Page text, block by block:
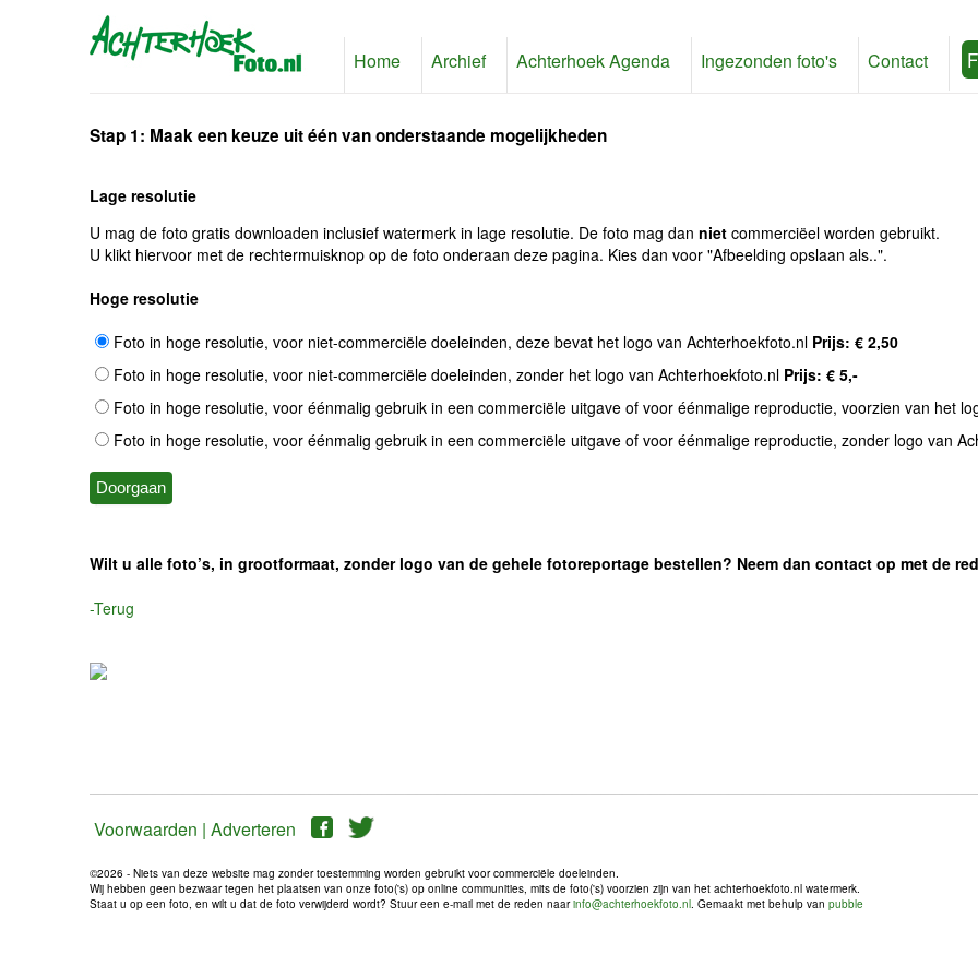
Home Archief Achterhoek Agenda Ingezonden foto's Contact
Stap 1: Maak een keuze uit één van onderstaande mogelijkheden
Lage resolutie
U mag de foto gratis downloaden inclusief watermerk in lage resolutie. De foto mag dan niet commerciëel worden gebruikt.
U klikt hiervoor met de rechtermuisknop op de foto onderaan deze pagina. Kies dan voor "Afbeelding opslaan als..".
Hoge resolutie
Foto in hoge resolutie, voor niet-commerciële doeleinden, deze bevat het logo van Achterhoekfoto.nl Prijs: € 2,50
Foto in hoge resolutie, voor niet-commerciële doeleinden, zonder het logo van Achterhoekfoto.nl Prijs: € 5,-
Foto in hoge resolutie, voor éénmalig gebruik in een commerciële uitgave of voor éénmalige reproductie, voorzien van het
Foto in hoge resolutie, voor éénmalig gebruik in een commerciële uitgave of voor éénmalige reproductie, zonder logo van
Wilt u alle foto’s, in grootformaat, zonder logo van de gehele fotoreportage bestellen? Neem dan contact op met de
-Terug
Voorwaarden | Adverteren
©2026 - Niets van deze website mag zonder toestemming worden gebruikt voor commerciële doeleinden.
Wij hebben geen bezwaar tegen het plaatsen van onze foto('s) op online communities, mits de foto('s) voorzien zijn van het achterhoekfoto.nl watermerk.
Staat u op een foto, en wilt u dat de foto verwijderd wordt? Stuur een e-mail met de reden naarinfo@achterhoekfoto.nl. Gemaakt met behulp van pubble